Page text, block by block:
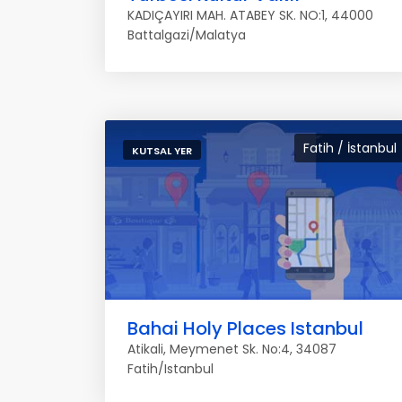
KADIÇAYIRI MAH. ATABEY SK. NO:1, 44000
Battalgazi/Malatya
Fatih / İstanbul
KUTSAL YER
Bahai Holy Places Istanbul
Atikali, Meymenet Sk. No:4, 34087
Fatih/Istanbul